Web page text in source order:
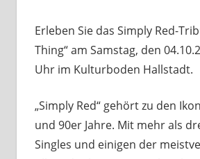
Erleben Sie das Simply Red-
Thing“ am Samstag, den
Uhr im Kulturboden Hallstadt.
„Simply Red“ gehört zu den
und 90er Jahre. Mit mehr als
Singles und einigen der